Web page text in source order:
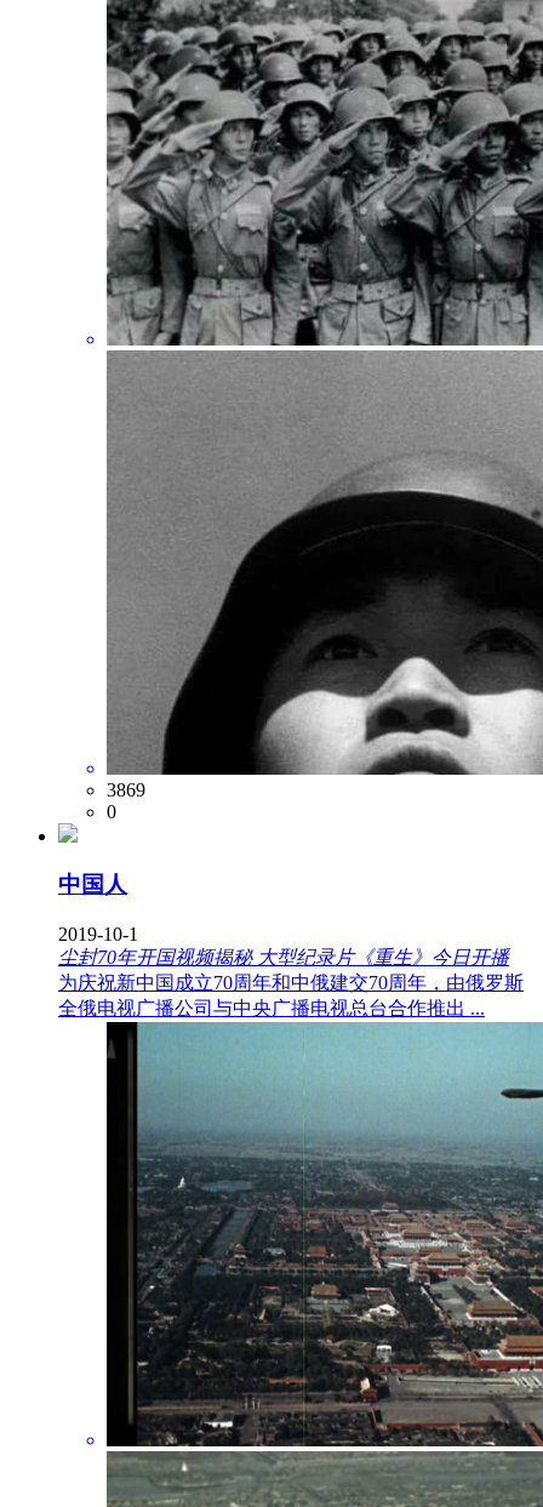
3869
0
中国人
2019-10-1
尘封70年开国视频揭秘 大型纪录片《重生》今日开播
为庆祝新中国成立70周年和中俄建交70周年，由俄罗斯
全俄电视广播公司与中央广播电视总台合作推出 ...